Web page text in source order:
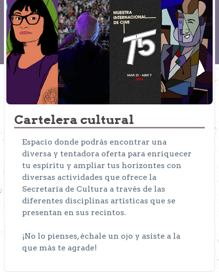
Cartelera cultural
Espacio donde podrás encontrar una
diversa y tentadora oferta para enriquecer
tu espíritu y ampliar tus horizontes con
diversas actividades que ofrece la
Secretaría de Cultura a través de las
diferentes disciplinas artísticas que se
presentan en sus recintos.
¡No lo pienses, échale un ojo y asiste a la
que más te agrade!